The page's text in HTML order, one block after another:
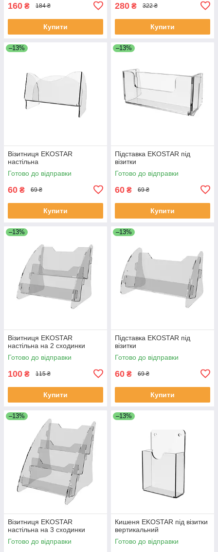
160 ₴ 184 ₴
Купити
280 ₴ 322 ₴
Купити
–13%
Візитниця EKOSTAR
настільна
Готово до відправки
60 ₴ 69 ₴
Купити
–13%
Підставка EKOSTAR під
візитки
Готово до відправки
60 ₴ 69 ₴
Купити
–13%
Візитниця EKOSTAR
настільна на 2 сходинки
Готово до відправки
100 ₴ 115 ₴
Купити
–13%
Підставка EKOSTAR під
візитки
Готово до відправки
60 ₴ 69 ₴
Купити
–13%
Візитниця EKOSTAR
настільна на 3 сходинки
Готово до відправки
–13%
Кишеня EKOSTAR під візитки
вертикальний
Готово до відправки